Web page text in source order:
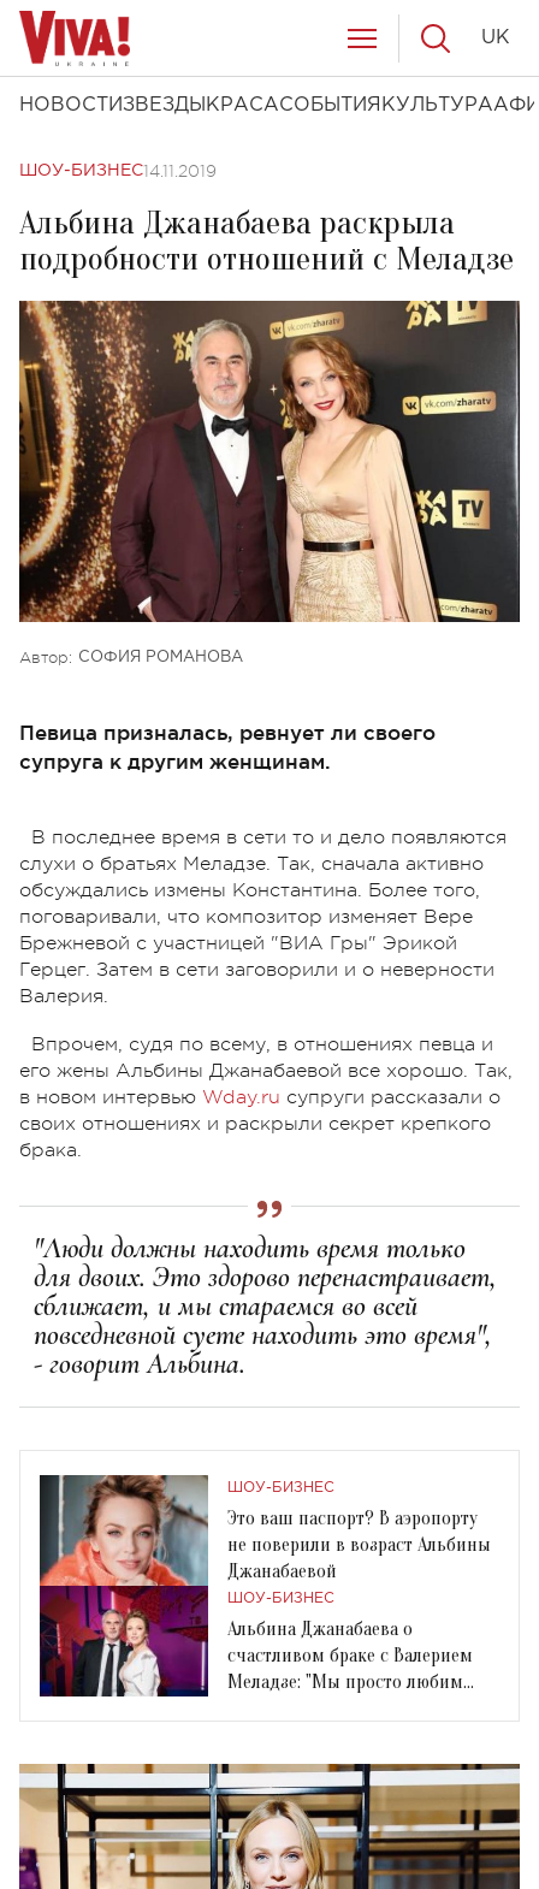
НОВОСТИ ЗВЕЗДЫ КРАСАСОБЫТИЯ КУЛЬТУРА
UK
ШОУ-БИЗНЕС14.11.2019
Альбина Джанабаева раскрыла
подробности отношений с Меладзе
Автор: СОФИЯ РОМАНОВА
Певица призналась, ревнует ли своего
супруга к другим женщинам.
В последнее время в сети то и дело появляются
слухи о братьях Меладзе. Так, сначала активно
обсуждались измены Константина. Более того,
поговаривали, что композитор изменяет Вере
Брежневой с участницей "ВИА Гры" Эрикой
Герцег. Затем в сети заговорили и о неверности
Валерия.
Впрочем, судя по всему, в отношениях певца и
его жены Альбины Джанабаевой все хорошо. Так,
в новом интервью Wday.ru супруги рассказали о
своих отношениях и раскрыли секрет крепкого
брака.
"Люди должны находить время только
для двоих. Это здорово перенастраивает,
сближает, и мы стараемся во всей
повседневной суете находить это время",
- говорит Альбина.
ШОУ-БИЗНЕС
Это ваш паспорт? В аэропорту
не поверили в возраст Альбины
Джанабаевой
ШОУ-БИЗНЕС
Альбина Джанабаева о
счастливом браке с Валерием
Меладзе: "Мы просто любим